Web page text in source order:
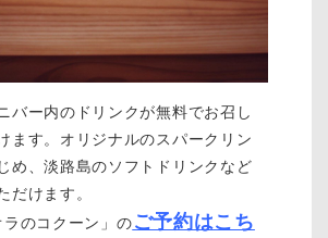
バー内のドリンクが無料でお召し
ます。オリジナルのスパークリン
め、淡路島のソフトドリンクなど
だけます。
のコクーン」のご予約はこち